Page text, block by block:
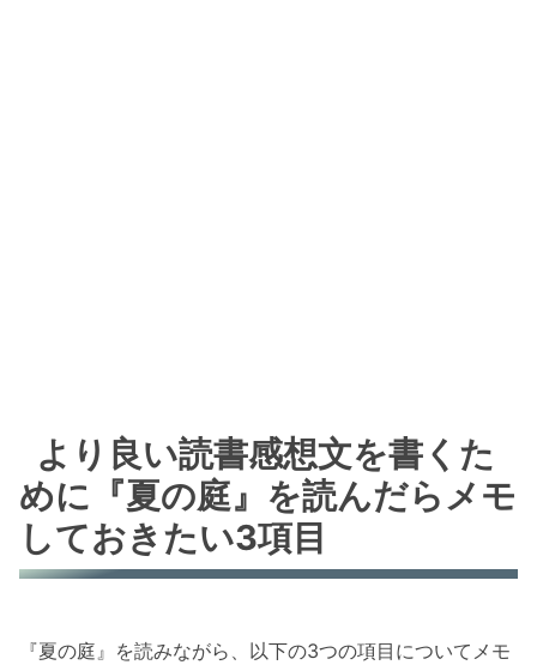
より良い読書感想文を書くた
めに『夏の庭』を読んだらメモ
しておきたい3項目
『夏の庭』を読みながら、以下の3つの項目についてメモ